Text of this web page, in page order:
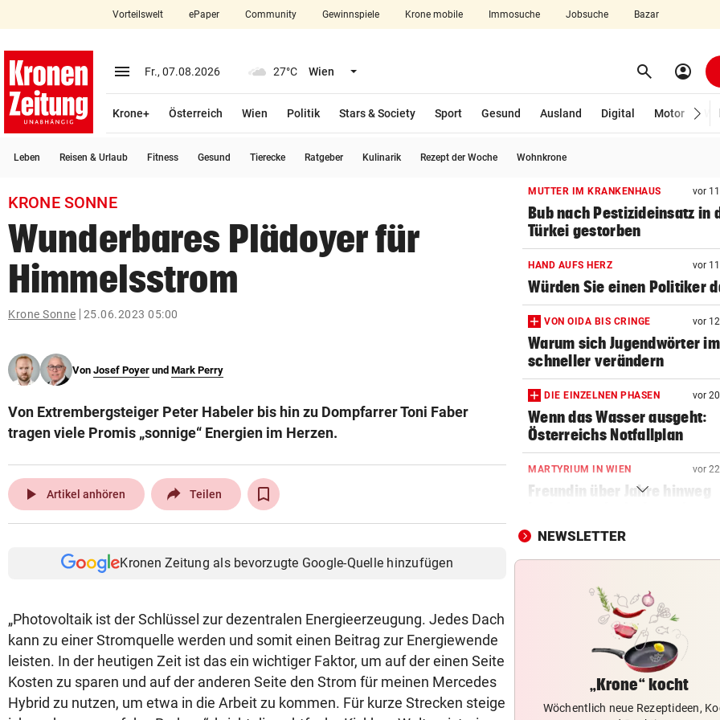
closeSchließen
account_circle Anmelden
arrow_right
bookmark
Suchbegriff
© Krone Multimedia GmbH & Co KG 2026
Vorteilswelt ePaper Community Gewinnspiele Krone mobile Immosuche Jobsuche Bazar
menu Menü aufklappen
Fr., 07.08.2026 27°C Wien Menü aufklappen search Suchen
account_circle
Krone+ Österreich Wien Politik Stars & Society Sport Gesund Ausland Digital Motor
Leben Reisen & Urlaub Fitness Gesund Tierecke Ratgeber Kulinarik Rezept der Woche Wohnkrone
KRONE SONNE
Wunderbares Plädoyer für
Himmelsstrom
Krone Sonne 25.06.2023 05:00
Von Josef Poyer und Mark Perry
Von Extrembergsteiger Peter Habeler bis hin zu Dompfarrer Toni Faber
tragen viele Promis „sonnige“ Energien im Herzen.
play_arrow Artikel anhören Teilen
Kronen Zeitung als bevorzugte Google-Quelle hinzufügen
„Photovoltaik ist der Schlüssel zur dezentralen Energieerzeugung. Jedes Dach
kann zu einer Stromquelle werden und somit einen Beitrag zur Energiewende
leisten. In der heutigen Zeit ist das ein wichtiger Faktor, um auf der einen Seite
Kosten zu sparen und auf der anderen Seite den Strom für meinen Mercedes
Hybrid zu nutzen, um etwa in die Arbeit zu kommen. Für kurze Strecken steige
MUTTER IM KRANKENHAUS vor
Bub nach Pestizideinsatz in
Türkei gestorben
HAND AUFS HERZ vor
Würden Sie einen Politiker
VON OIDA BIS CRINGE vor
Warum sich Jugendwörter
schneller verändern
DIE EINZELNEN PHASEN vor
Wenn das Wasser ausgeht:
Österreichs Notfallplan
MARTYRIUM IN WIEN vor
Freundin über Jahre hinweg
DONNERSTAGS-SPECIAL
Erleben Sie den Auftakt der
Champions Tour!
HIT IN SALZBURG SCHULD
Ungewöhnlich! Warum Rapid
schon um 18 Uhr spielt
DARUNTER RAUCH, OBONYA
Wien: Männer protestierten
NEWSLETTER
„Krone“ kocht
Wöchentlich neue Rezeptideen,